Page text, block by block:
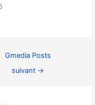
Gmedia Posts
suivant →